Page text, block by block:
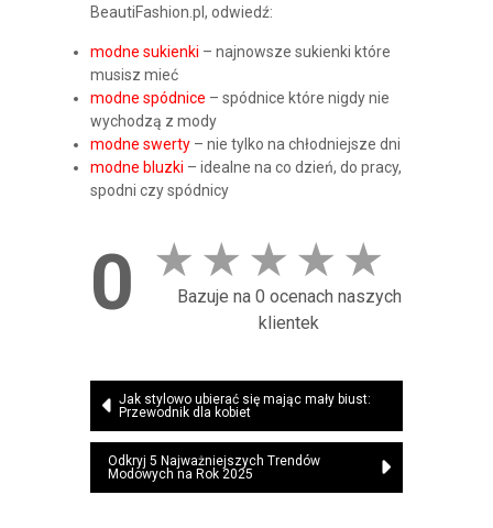
BeautiFashion.pl, odwiedź:
modne sukienki – najnowsze sukienki które
musisz mieć
modne spódnice – spódnice które nigdy nie
wychodzą z mody
modne swerty– nie tylko na chłodniejsze dni
modne bluzki – idealne na co dzień, do pracy,
spodni czy spódnicy
0 ★ ★ ★ ★ ★
Bazuje na 0 ocenach naszych
klientek
Nawigacja
wpisu
Jak stylowo ubierać się mając mały biust:
Przewodnik dla kobiet
Odkryj 5 Najważniejszych Trendów
Modowych na Rok 2025